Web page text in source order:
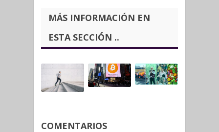
MÁS INFORMACIÓN EN
ESTA SECCIÓN ..
COMENTARIOS